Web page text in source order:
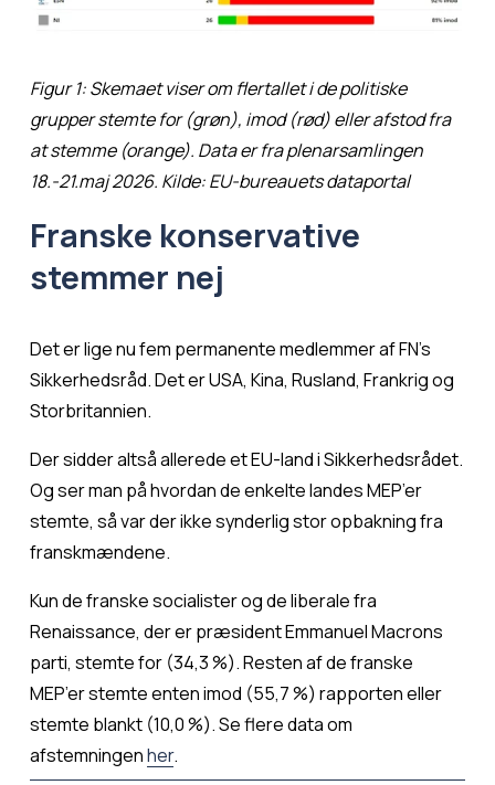
Figur 1: Skemaet viser om flertallet i de politiske
grupper stemte for (grøn), imod (rød) eller afstod fra
at stemme (orange). Data er fra plenarsamlingen
18.-21.maj 2026. Kilde: EU-bureauets dataportal
Franske konservative
stemmer nej
Det er lige nu fem permanente medlemmer af FN’s
Sikkerhedsråd. Det er USA, Kina, Rusland, Frankrig og
Storbritannien.
Der sidder altså allerede et EU-land i Sikkerhedsrådet.
Og ser man på hvordan de enkelte landes MEP’er
stemte, så var der ikke synderlig stor opbakning fra
franskmændene.
Kun de franske socialister og de liberale fra
Renaissance, der er præsident Emmanuel Macrons
parti, stemte for (34,3 %). Resten af de franske
MEP’er stemte enten imod (55,7 %) rapporten eller
stemte blankt (10,0 %). Se flere data om
afstemningen her.